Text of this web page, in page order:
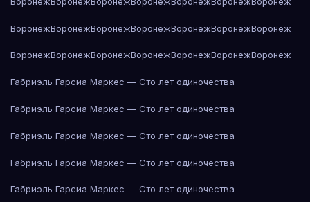
ВоронежВоронежВоронежВоронежВоронежВоронежВоронеж
ВоронежВоронежВоронежВоронежВоронежВоронежВоронеж
Габриэль Гарсиа Маркес — Сто лет одиночества
Габриэль Гарсиа Маркес — Сто лет одиночества
Габриэль Гарсиа Маркес — Сто лет одиночества
Габриэль Гарсиа Маркес — Сто лет одиночества
Габриэль Гарсиа Маркес — Сто лет одиночества